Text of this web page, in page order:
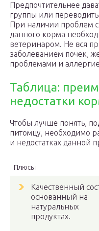
Предпочтительнее
группы или
При наличии проблем
данного корма
ветеринаром. Не вся
заболеванием почек,
проблемами и
Таблица:
недостатки
Чтобы лучше понять,
питомцу, необходимо
и недостатках данной
Плюсы
Качественный
основанный на
натуральных
продуктах.